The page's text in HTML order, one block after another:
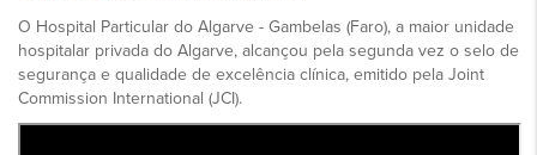
O Hospital Particular do Algarve - Gambelas (Faro), a maior unidade
hospitalar privada do Algarve, alcançou pela segunda vez o selo de
segurança e qualidade de excelência clínica, emitido pela Joint
Commission International (JCI).